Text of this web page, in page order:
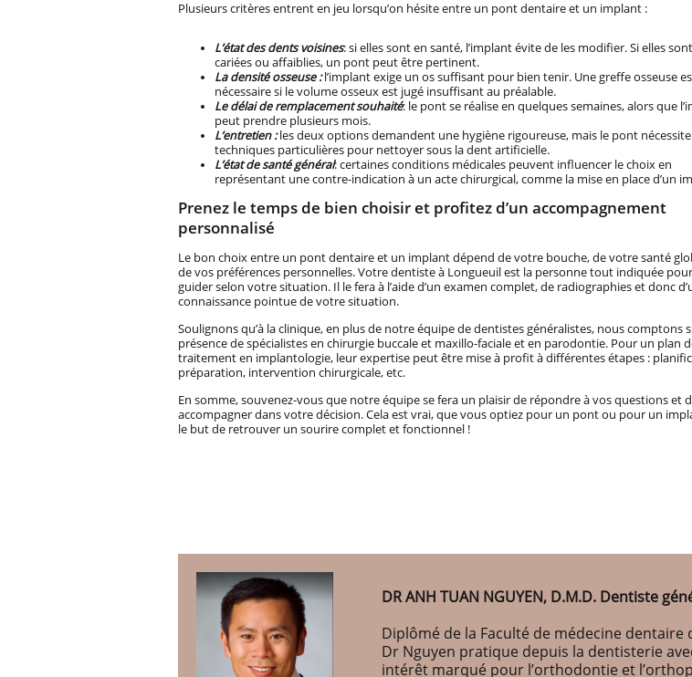
Plusieurs critères entrent en jeu lorsqu’on hésite entre un pont dentaire et un implant :
L’état des dents voisines: si elles sont en santé, l’implant évite de les modifier. Si elles
cariées ou affaiblies, un pont peut être pertinent.
La densité osseuse :l’implant exige un os suffisant pour bien tenir. Une greffe osseuse
nécessaire si le volume osseux est jugé insuffisant au préalable.
Le délai de remplacement souhaité: le pont se réalise en quelques semaines, alors que
peut prendre plusieurs mois.
L’entretien :les deux options demandent une hygiène rigoureuse, mais le pont
techniques particulières pour nettoyer sous la dent artificielle.
L’état de santé général: certaines conditions médicales peuvent influencer le choix en
représentant une contre-indication à un acte chirurgical, comme la mise en place d’un
Prenez le temps de bien choisir et profitez d’un accompagnement
personnalisé
Le bon choix entre un pont dentaire et un implant dépend de votre bouche, de votre santé
de vos préférences personnelles. Votre dentiste à Longueuil est la personne tout indiquée
guider selon votre situation. Il le fera à l’aide d’un examen complet, de radiographies et donc
connaissance pointue de votre situation.
Soulignons qu’à la clinique, en plus de notre équipe de dentistes généralistes, nous comptons
présence de spécialistes en chirurgie buccale et maxillo-faciale et en parodontie. Pour un plan
traitement en implantologie, leur expertise peut être mise à profit à différentes étapes :
préparation, intervention chirurgicale, etc.
En somme, souvenez-vous que notre équipe se fera un plaisir de répondre à vos questions et
accompagner dans votre décision. Cela est vrai, que vous optiez pour un pont ou pour un
le but de retrouver un sourire complet et fonctionnel !
DR ANH TUAN NGUYEN, D.M.D. Dentiste
Diplômé de la Faculté de médecine dentaire
Dr Nguyen pratique depuis la dentisterie
intérêt marqué pour l’orthodontie et